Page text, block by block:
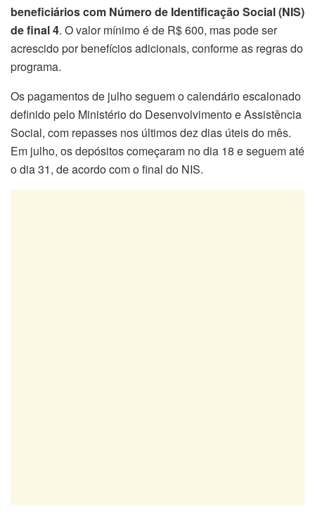
beneficiários com Número de Identificação Social (NIS)
de final 4. O valor mínimo é de R$ 600, mas pode ser
acrescido por benefícios adicionais, conforme as regras do
programa.
Os pagamentos de julho seguem o calendário escalonado
definido pelo Ministério do Desenvolvimento e Assistência
Social, com repasses nos últimos dez dias úteis do mês.
Em julho, os depósitos começaram no dia 18 e seguem até
o dia 31, de acordo com o final do NIS.